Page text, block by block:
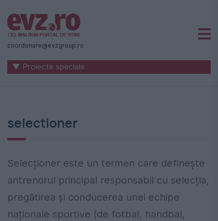
Știri
naționale
internaționale
-
Evenimentul
Zilei
coordonare@evzgroup.ro
▼ Proiecte speciale
selectioner
Selecționer este un termen care definește
antrenorul principal responsabil cu selecția,
pregătirea și conducerea unei echipe
naționale sportive (de fotbal, handbal,